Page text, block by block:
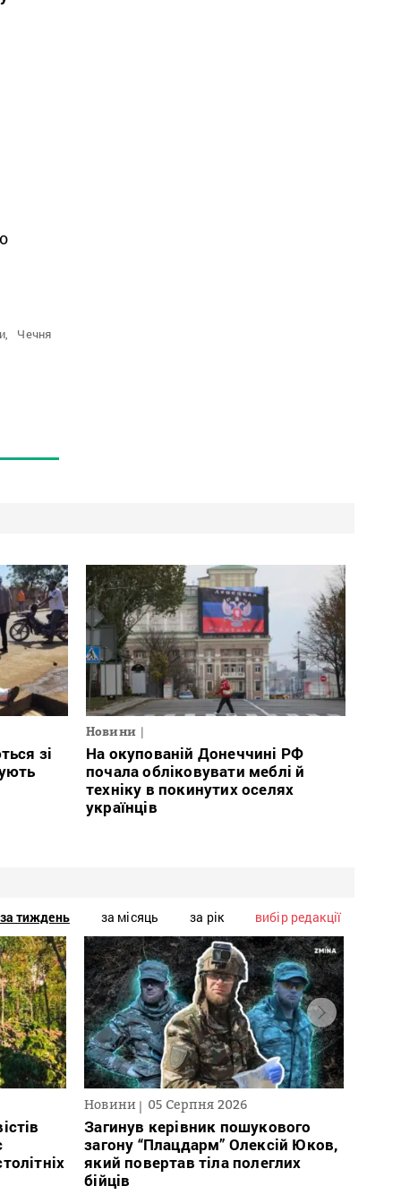
Чечня
зі
Новини
На окупованій Донеччині РФ
почала обліковувати меблі й
техніку в покинутих оселях
українців
за тиждень за місяць за рік вибір редакції
Новини 05 Серпня 2026
Загинув керівник пошукового
загону “Плацдарм” Олексій Юков,
який повертав тіла полеглих
бійців